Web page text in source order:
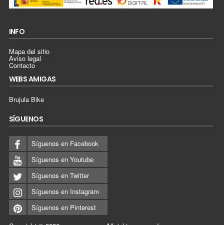
INFO
Mapa del sitio
Aviso legal
Contacto
WEBS AMIGAS
Brujula Bike
SÍGUENOS
Síguenos en Facebook
Síguenos en Youtube
Síguenos en Twitter
Síguenos en Instagram
Síguenos en Pinterest